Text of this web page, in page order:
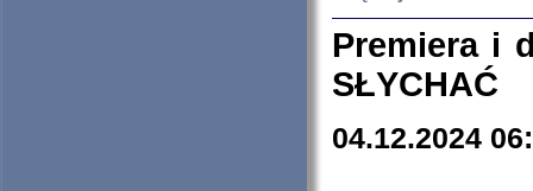
Premiera i
SŁYCHAĆ
04.12.2024